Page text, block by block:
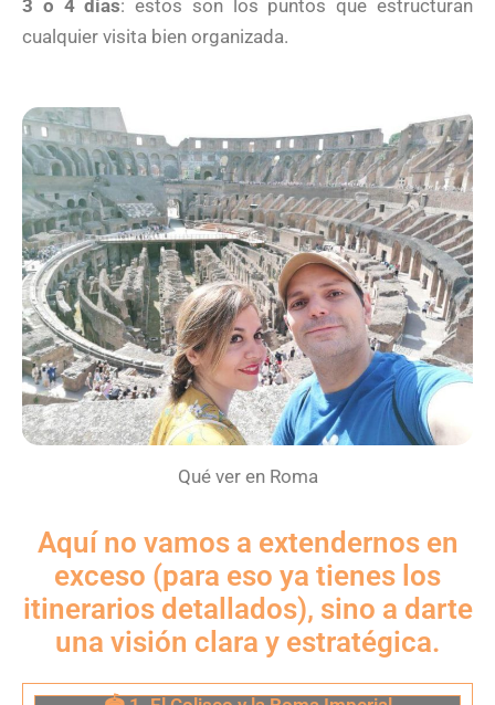
3 o 4 días: estos son los puntos que estructuran
cualquier visita bien organizada.
Qué ver en Roma
Aquí no vamos a extendernos en
exceso (para eso ya tienes los
itinerarios detallados), sino a darte
una visión clara y estratégica.